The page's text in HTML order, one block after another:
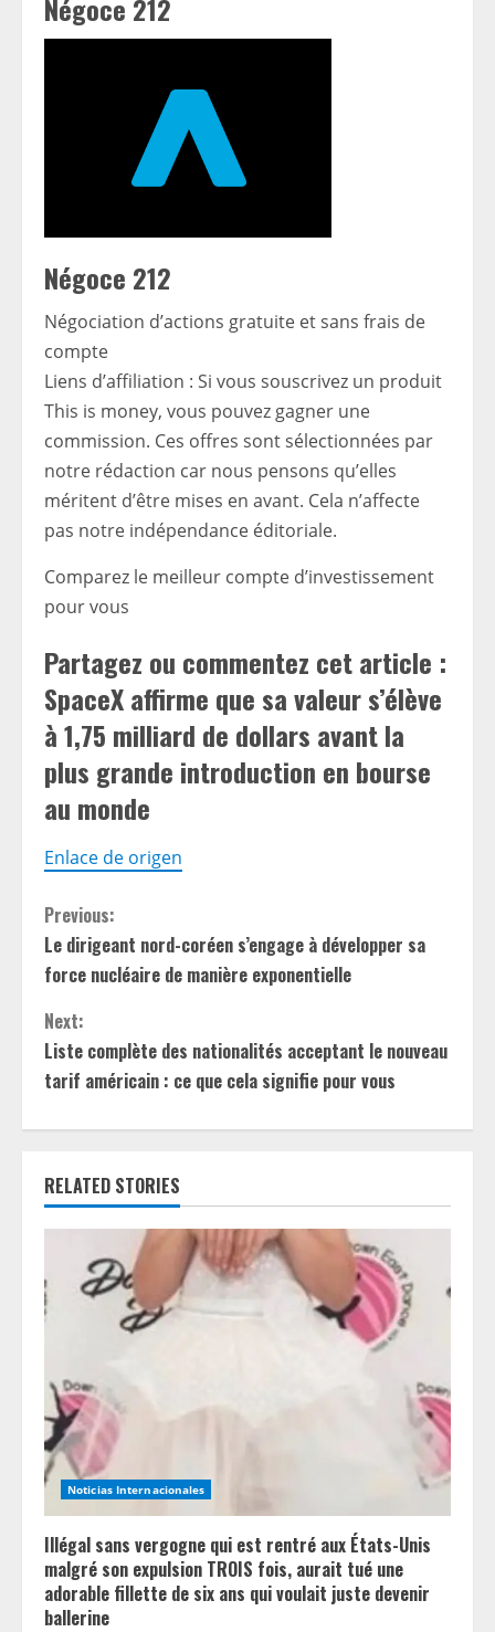
Négoce 212
Négoce 212
Négociation d’actions gratuite et sans frais de
compte
Liens d’affiliation : Si vous souscrivez un produit
This is money, vous pouvez gagner une
commission. Ces offres sont sélectionnées par
notre rédaction car nous pensons qu’elles
méritent d’être mises en avant. Cela n’affecte
pas notre indépendance éditoriale.
Comparez le meilleur compte d’investissement
pour vous
Partagez ou commentez cet article :
SpaceX affirme que sa valeur s’élève
à 1,75 milliard de dollars avant la
plus grande introduction en bourse
au monde
Enlace de origen
C
o
n
t
u
R
a
d
i
n
g
Previous:
Le dirigeant nord-coréen s’engage à développer sa
force nucléaire de manière exponentielle
Next:
Liste complète des nationalités acceptant le nouveau
tarif américain : ce que cela signifie pour vous
RELATED STORIES
Noticias Internacionales
Illégal sans vergogne qui est rentré aux États-Unis
malgré son expulsion TROIS fois, aurait tué une
adorable fillette de six ans qui voulait juste devenir
ballerine